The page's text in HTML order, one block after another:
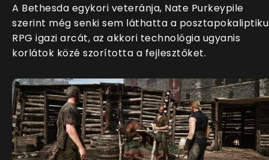
A Bethesda egykori veteránja, Nate Purkeypile
szerint még senki sem láthatta a
RPG igazi arcát, az akkori technológia ugyanis
korlátok közé szorította a fejlesztőket.